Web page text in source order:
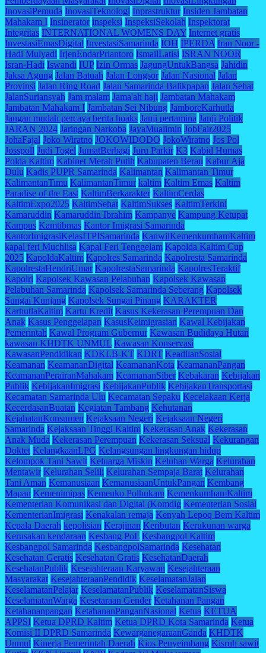
InovasiPemuda InovasiTeknologi Inprastruktur Insiden Jambatan
Mahakam I Insinerator inspeksi InspeksiSekolah Inspektorat
Integritas INTERNATIONAL WOMENS DAY Internet gratis
InvestasiEmasDigital InvestasiSamarinda IOH IPERDA Iran Noor -
Hadi Mulyadi IrjenEndarPriantoro IsmailLatisi ISRAN NOOR
Isran-Hadi Iswandi IUP Izin Ormas JagungUntukBangsa Jahidin
Jaksa Agung Jalan Batuah Jalan Longsor Jalan Nasional Jalan
Provinsi Jalan Ring Road Jalan Samarinda Balikpapan Jalan Sehat
JalanSuriansyah Jam malam Jama'ah haji Jambatan Mahakam
Jambatan Mahakam I Jambatan Sei Nibung JamboreKarhutla
Jangan mudah percaya berita hoaks Janji pertamina Janji Politik
JARAN 2024 Jaringan Narkoba JayaMualimin JobFair2025
JohaFajal Joko Wiratno JOKOWIDODO JokoWiratno Jos Pol
Josspoll Judi Togel JumatBerbagi Juru Parkir K3 Kabid Humas
Polda Kaltim Kabinet Merah Putih Kabupaten Berau Kabur Aja
Dulu Kadis PUPR Samarinda Kalimantan Kalimantan Timur
KalimantanTimu KalimantanTimur kaltim Kaltim Emas Kaltim
Paradise of the East KaltimBerkarakter KaltimCerdas
KaltimExpo2025 KaltimSehat KaltimSukses KaltimTerkini
Kamaruddin Kamaruddin Ibrahim Kampanye Kampung Ketupat
Kampus Kamtibmas Kantor Imigrasi Samarinda
KantorImigrasiKelasITPISamarinda KanwilKemenkumhamKaltim
kapal feri Muchlisa Kapal Feri Tenggelam Kapolda Kaltim Cup
2025 KapoldaKaltim Kapolres Samarinda Kapolresta Samarinda
KapolrestaHendriUmar KapolrestaSamarinda KapolresTeraktif
Kapolri Kapolsek Kawasan Pelabuhan Kapolsek Kawasan
Pelabuhan Samarinda Kapolsek Samarinda Seberang Kapolsek
Sungai Kunjang Kapolsek Sungai Pinang KARAKTER
KarhutlaKaltim Kartu Kredit Kasus Kekerasan Perempuan Dan
Anak Kasus Penggelapan KasusKeimigrasian Kawal Kebijakan
Pemerintah Kawal Program Gubernur Kawasan Budidaya Hutan
kawasan KHDTK UNMUL Kawasan Konservasi
KawasanPendidikan KDKLB-KT KDRT KeadilanSosial
Keamanan KeamananDigital KeamananKota KeamananPangan
KeamananPerairanMahakam KeamananSiber Kebakaran Kebijakan
Publik KebijakanImigrasi KebijakanPublik KebijakanTransportasi
Kecamatan Samarinda Ulu Kecamatan Sepaku Kecelakaan Kerja
KecerdasanBuatan Kegiatan Tambang Kehutanan
KejahatanKonsumen Kejaksaan Negeri Kejaksaan Negeri
Samarinda Kejaksaan Tinggi Kaltim Kekerasan Anak Kekerasan
Anak Muda Kekerasan Perempuan Kekerasan Seksual Kekurangan
Doktet KelangkaanLPG Kelangsungan lingkungan hidup
Kelompok Tani Sawit Keluarga Miskin Keluhan Warga Kelurahan
Mentawir Kelurahan Selili Kelurahan Sempaja Barat Kelurahan
Tani Aman Kemanusiaan KemanusiaanUntukPangan Kembang
Mapan Kemenimipas Kemenko Polhukam KemenkumhamKaltim
Kementerian Komunikasi dan Digital (Komdig Kementerian Sosial
KementerianImigrasi Kenakalan remaja Kenyah Lepoq Bem Kaltim
Kepala Daerah kepolisian Kerajinan Keributan Kerukunan warga
Kerusakan kendaraan Kesbang PoL Kesbangpol Kaltim
Kesbangpol Samarinda KesbangpolSamarinda Kesehatan
Kesehatan Geratis Kesehatan Gratis KesehatanDaerah
KesehatanPublik Kesejahteraan Karyawan Kesejahteraan
Masyarakat KesejahteraanPendidik KeselamatanJalan
KeselamatanPelajar KeselamatanPublik KeselamatanSiswa
KeselamatanWarga Kesetaraan Gender Ketahanan Pangan
Ketahananpangan KetahananPanganNasional Ketua KETUA
APPSI Ketua DPRD Kaltim Ketua DPRD Kota Samarinda Ketua
Komisi II DPRD Samarinda KewarganegaraanGanda KHDTK
Unmul Kinerja Pemerintah Daerah Kios Penyeimbang Kisruh sawit